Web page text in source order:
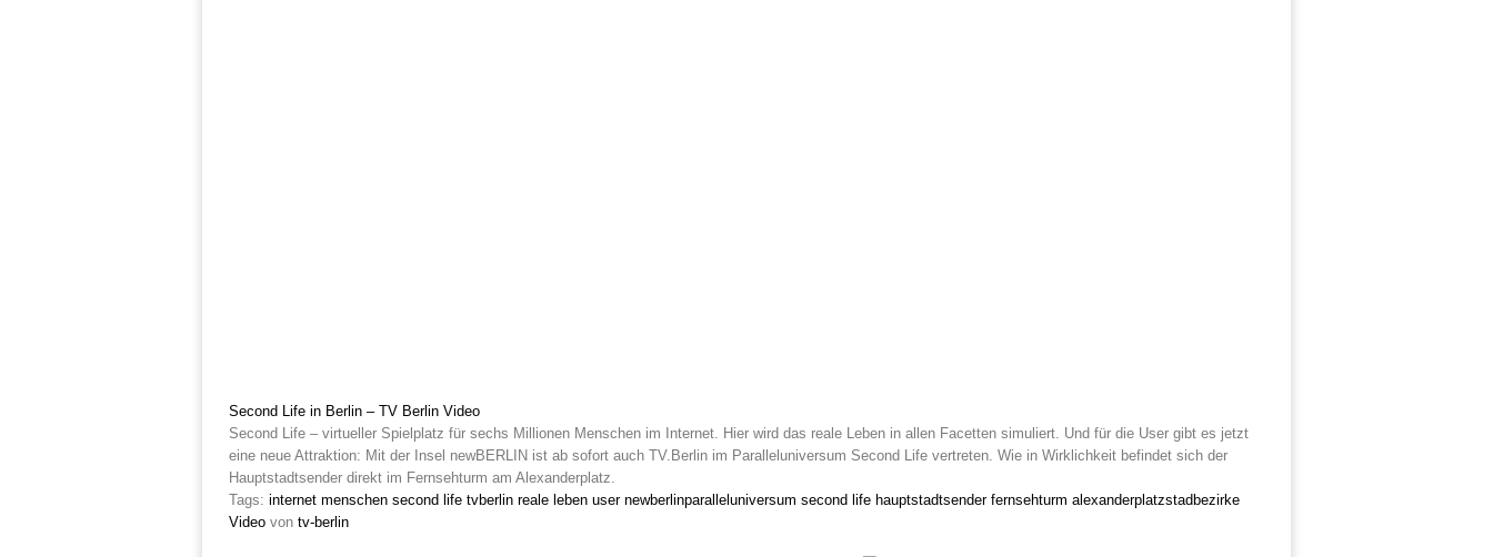
Second Life in Berlin – TV Berlin Video
Second Life – virtueller Spielplatz für sechs Millionen Menschen im Internet. Hier wird das reale Leben in allen Facetten simuliert. Und für die User gibt es jetzt
eine neue Attraktion: Mit der Insel newBERLIN ist ab sofort auch TV.Berlin im Paralleluniversum Second Life vertreten. Wie in Wirklichkeit befindet sich der
Hauptstadtsender direkt im Fernsehturm am Alexanderplatz.
Tags: internet menschen second life tvberlin reale leben user newberlinparalleluniversum second life hauptstadtsender fernsehturm alexanderplatzstadbezirke
Video von tv-berlin